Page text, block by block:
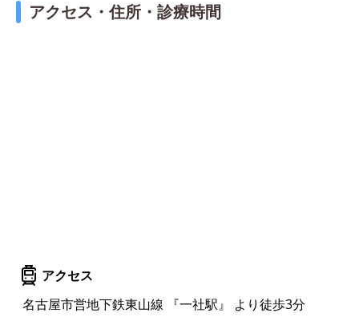
アクセス・住所・診療時間
アクセス
名古屋市営地下鉄東山線 『一社駅』 より徒歩3分